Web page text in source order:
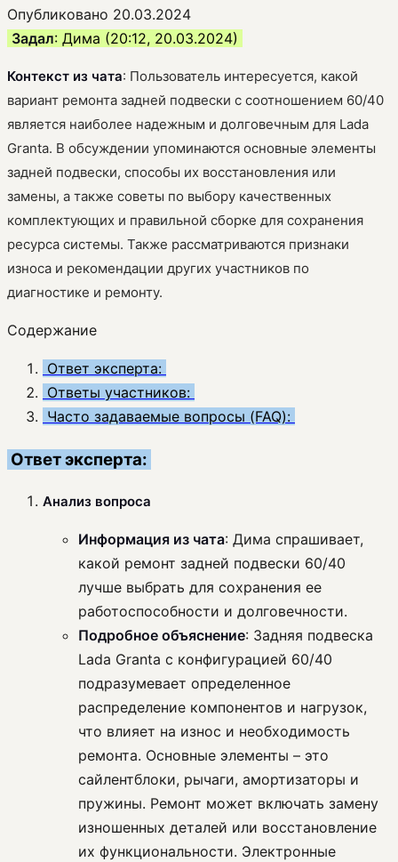
Опубликовано 20.03.2024
Задал: Дима (20:12, 20.03.2024)
Контекст из чата: Пользователь интересуется, какой
вариант ремонта задней подвески с соотношением 60/40
является наиболее надежным и долговечным для Lada
Granta. В обсуждении упоминаются основные элементы
задней подвески, способы их восстановления или
замены, а также советы по выбору качественных
комплектующих и правильной сборке для сохранения
ресурса системы. Также рассматриваются признаки
износа и рекомендации других участников по
диагностике и ремонту.
Содержание
Ответ эксперта:
Ответы участников:
Часто задаваемые вопросы (FAQ):
Ответ эксперта:
Анализ вопроса
Информация из чата: Дима спрашивает,
какой ремонт задней подвески 60/40
лучше выбрать для сохранения ее
работоспособности и долговечности.
Подробное объяснение: Задняя подвеска
Lada Granta с конфигурацией 60/40
подразумевает определенное
распределение компонентов и нагрузок,
что влияет на износ и необходимость
ремонта. Основные элементы – это
сайлентблоки, рычаги, амортизаторы и
пружины. Ремонт может включать замену
изношенных деталей или восстановление
их функциональности. Электронные